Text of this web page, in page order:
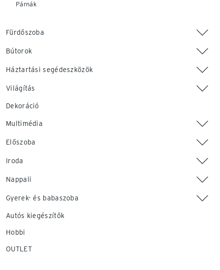
Párnák
Fürdőszoba
Bútorok
Háztartási segédeszközök
Világítás
Dekoráció
Multimédia
Előszoba
Iroda
Nappali
Gyerek- és babaszoba
Autós kiegészítők
Hobbi
OUTLET